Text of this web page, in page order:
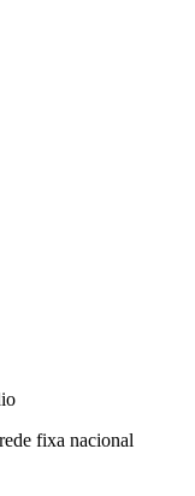
fixa nacional